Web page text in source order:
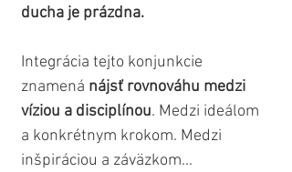
ducha je prázdna.
Integrácia tejto konjunkcie
znamená nájsť rovnováhu medzi
víziou a disciplínou. Medzi ideálom
a konkrétnym krokom. Medzi
inšpiráciou a záväzkom...